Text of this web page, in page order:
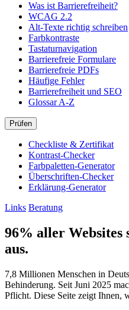
Was ist Barrierefreiheit?
WCAG 2.2
Alt-Texte richtig schreiben
Farbkontraste
Tastaturnavigation
Barrierefreie Formulare
Barrierefreie PDFs
Häufige Fehler
Barrierefreiheit und SEO
Glossar A-Z
Prüfen
Checkliste & Zertifikat
Kontrast-Checker
Farbpaletten-Generator
Überschriften-Checker
Erklärung-Generator
Links Beratung
96% aller Websites
aus.
7,8 Millionen Menschen in
Behinderung. Seit Juni 2025
Pflicht. Diese Seite zeigt Ihnen,